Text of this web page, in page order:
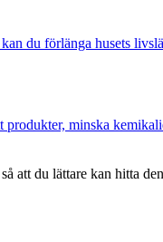
du förlänga husets
minska
att du lättare kan hitta